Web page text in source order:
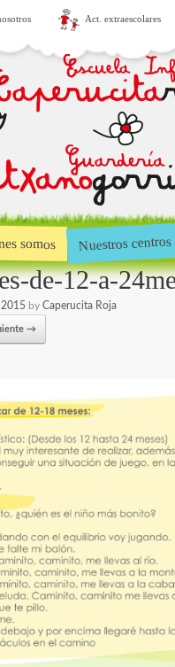
Act. extraescolares
somos Nuestros centros
de-12-a-
by Caperucita Roja
→